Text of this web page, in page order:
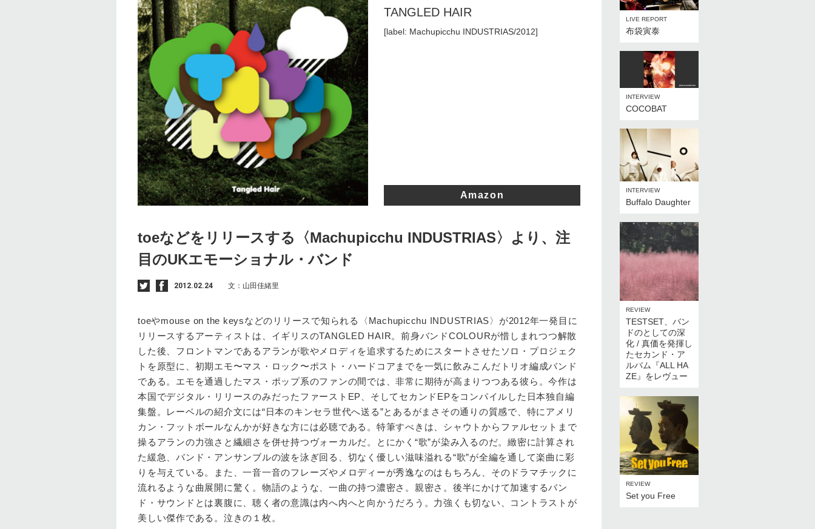
TANGLED HAIR
[label: Machupicchu INDUSTRIAS/2012]
Amazon
toeなどをリリースする〈Machupicchu INDUSTRIAS〉より、注
目のUKエモーショナル・バンド
2012.02.24 文：山田佳緒里
toeやmouse on the keysなどのリリースで知られる〈Machupicchu INDUSTRIAS〉が2012年一発目に
リリースするアーティストは、イギリスのTANGLED HAIR。前身バンドCOLOURが惜しまれつつ解散
した後、フロントマンであるアランが歌やメロディを追求するためにスタートさせたソロ・プロジェク
トを原型に、初期エモ〜マス・ロック〜ポスト・ハードコアまでを一気に飲みこんだトリオ編成バンド
である。エモを通過したマス・ポップ系のファンの間では、非常に期待が高まりつつある彼ら。今作は
本国でデジタル・リリースのみだったファーストEP、そしてセカンドEPをコンパイルした日本独自編
集盤。レーベルの紹介文には“日本のキンセラ世代へ送る”とあるがまさその通りの質感で、特にアメリ
カン・フットボールなんかが好きな方には必聴である。特筆すべきは、シャウトからファルセットまで
操るアランの力強さと繊細さを併せ持つヴォーカルだ。とにかく“歌”が染み入るのだ。緻密に計算され
た緩急、バンド・アンサンブルの波を泳ぎ回る、切なく優しい滋味溢れる“歌”が全編を通して楽曲に彩
りを与えている。また、一音一音のフレーズやメロディーが秀逸なのはもちろん、そのドラマチックに
流れるような曲展開に驚く。物語のような、一曲の持つ濃密さ。親密さ。後半にかけて加速するバン
ド・サウンドとは裏腹に、聴く者の意識は内へ内へと向かうだろう。力強くも切ない、コントラストが
美しい傑作である。泣きの１枚。
LIVE REPORT
布袋寅泰
INTERVIEW
COCOBAT
INTERVIEW
Buffalo Daughter
REVIEW
TESTSET、バン
ドのとしての深
化 / 真価を発揮し
たセカンド・ア
ルバム『ALL HA
ZE』をレヴュー
REVIEW
Set you Free